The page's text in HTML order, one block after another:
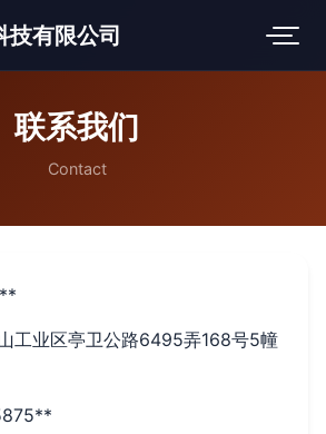
技有限公司
联系我们
Contact
工业区亭卫公路6495弄168号5幢